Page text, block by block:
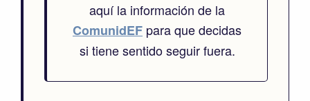
aquí la información de la
ComunidEF para que decidas
si tiene sentido seguir fuera.